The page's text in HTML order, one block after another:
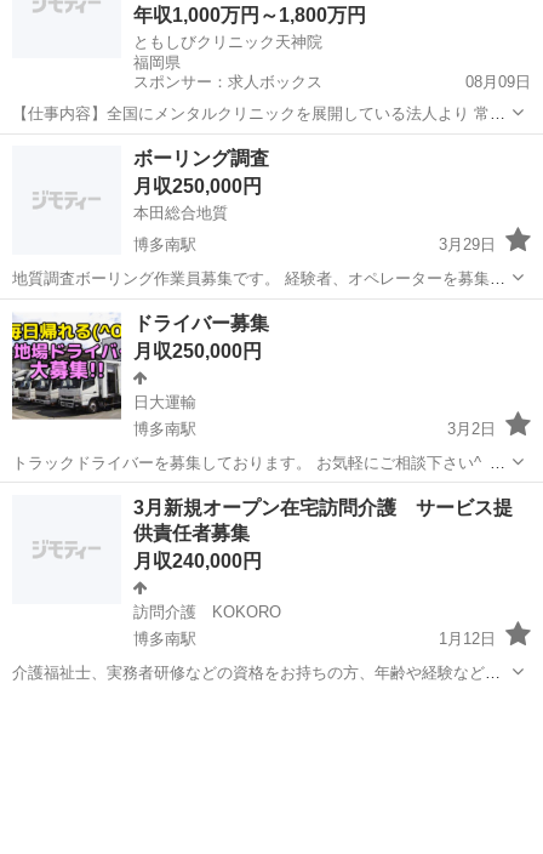
年収1,000万円～1,800万円
ともしびクリニック天神院
福岡県
スポンサー：求人ボックス
08月09日
【仕事内容】全国にメンタルクリニックを展開している法人より 常勤
医師の募集でございます! 精神科指定医をお持ちの先生をお探しござい
ます。 勤務曜日、時間、給与は全て相談可能でございます。 カルテ入
力は先生ご自身にお願いしております...
ボーリング調査
月収250,000円
本田総合地質
博多南駅
3月29日
地質調査ボーリング作業員募集です。 経験者、オペレーターを募集し
ます。 野外での作業となりますが未経験者でも体力に自信のあるか
た、地質調査を調べて是非やってみたいと思うかたは是非一度御相談
ください。
那珂川市 博多南駅
ドライバー募集
月収250,000円
日大運輸
博多南駅
3月2日
トラックドライバーを募集しております。 お気軽にご相談下さい^_^
準中型免許から中型、大型の取得制度有り 働けば働くシコ給料UP 私
も未経験で始めましたので 未経験でも歓迎します。 女性ドライバーも
募集^_^ 女性ドライバ...
博多南駅 ドライバー トラック
3月新規オープン在宅訪問介護 サービス提
供責任者募集
月収240,000円
訪問介護 KOKORO
博多南駅
1月12日
介護福祉士、実務者研修などの資格をお持ちの方、年齢や経験など問